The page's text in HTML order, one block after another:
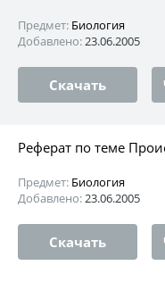
Предмет: Биология
Добавлено:23.06.2005
Скачать
Реферат по теме
Предмет: Биология
Добавлено:23.06.2005
Скачать